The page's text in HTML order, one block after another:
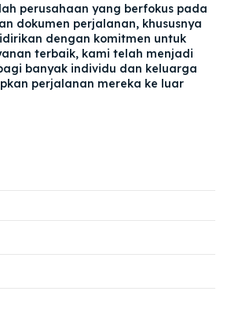
perusahaan yang berfokus pada
dokumen perjalanan, khususnya
dengan komitmen untuk
terbaik, kami telah menjadi
banyak individu dan keluarga
perjalanan mereka ke luar